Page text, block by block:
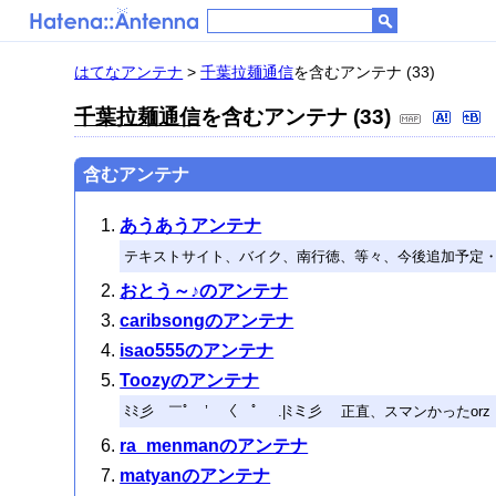
はてなアンテナ >千葉拉麺通信を含むアンテナ (33)
千葉拉麺通信を含むアンテナ (33)
含むアンテナ
あうあうアンテナ
テキストサイト、バイク、南行徳、等々、今後追加予定
おとう～♪のアンテナ
caribsongのアンテナ
isao555のアンテナ
Toozyのアンテナ
ﾐﾐ彡 ￣ﾟ￣’ 〈￣ﾟ￣ .|ﾐミ彡 正直、スマンかったorz
ra_menmanのアンテナ
matyanのアンテナ